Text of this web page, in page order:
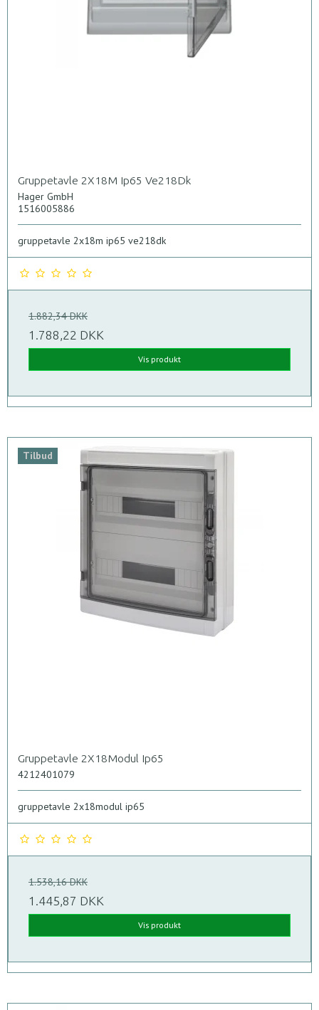
Gruppetavle 2X18M Ip65 Ve218Dk
Hager GmbH
1516005886
gruppetavle 2x18m ip65 ve218dk
1.882,34 DKK
1.788,22 DKK
Vis produkt
Tilbud
Gruppetavle 2X18Modul Ip65
4212401079
gruppetavle 2x18modul ip65
1.538,16 DKK
1.445,87 DKK
Vis produkt